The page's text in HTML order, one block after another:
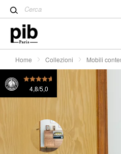
Home Collezioni Mobili
4,8/5,0